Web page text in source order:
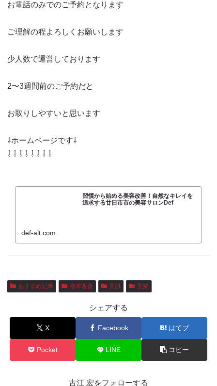
お電話のみでのご予約となります
ご理解の程よろしくお願いします
少人数で運営しております
2〜3週間前のご予約だと
お取りしやすいと思います
⇩ホームページです⇩
⇩ ⇩ ⇩ ⇩ ⇩ ⇩ ⇩ ⇩
習慣から始める美容改善！自然なキレイを
追求する廿日市市の美容サロンDef
def-alt.com
おすすめ記事 根本改善 美肌 美髪
シェアする
X Facebook はてブ
Pocket LINE コピー
古江 宏をフォローする